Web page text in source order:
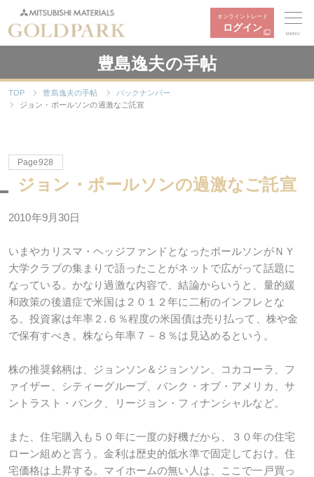
オンライントレード
ログイン
MENU
豊島逸夫の手帖
TOP 豊島逸夫の手帖
バックナンバー
ジョン・ポールソンの過激なご託宣
Page928
ジョン・ポールソンの過激なご託宣
2010年9月30日
いまやカリスマ・ヘッジファンドとなったポールソンがＮＹ
大学クラブの集まりで語ったことがネットで広がって話題に
なっている。かなり過激な内容で、結論からいうと、量的緩
和政策の後遺症で米国は２０１２年に二桁のインフレとな
る。投資家は年率２.６％程度の米国債は売り払って、株や金
で保有すべき。株なら年率７－８％は見込めるという。
株の推奨銘柄は、ジョンソン＆ジョンソン、コカコーラ、フ
ァイザー、シティーグループ、バンク・オブ・アメリカ、サ
ントラスト・バンク、リージョン・フィナンシャルなど。
また、住宅購入も５０年に一度の好機だから、３０年の住宅
ローン組めと言う。金利は歴史的低水準で固定しておけ。住
宅価格は上昇する。マイホームの無い人は、ここで一戸買っ